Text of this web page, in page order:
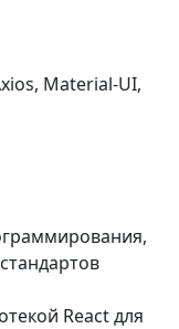
Material-UI,
React для